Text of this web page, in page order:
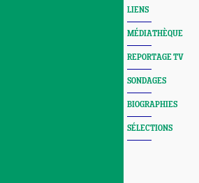
LIENS
MÉDIATHÈQUE
REPORTAGE TV
SONDAGES
BIOGRAPHIES
SÉLECTIONS